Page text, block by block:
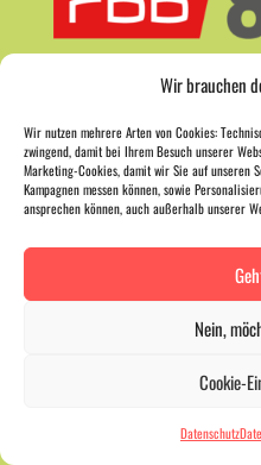
Wir brauchen
Wir nutzen mehrere Arten von Cookies:
zwingend, damit bei Ihrem Besuch unserer
Marketing-Cookies, damit wir Sie auf unseren
Kampagnen messen können, sowie
ansprechen können, auch außerhalb unserer
Nein,
Cookie-
Datenschutz